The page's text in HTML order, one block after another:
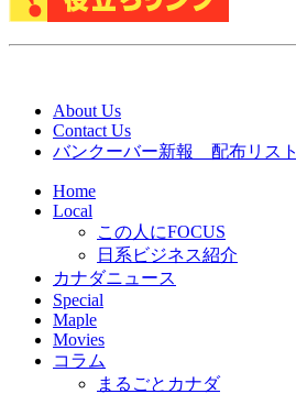
About Us
Contact Us
バンクーバー新報 配布リスト
Home
Local
この人にFOCUS
日系ビジネス紹介
カナダニュース
Special
Maple
Movies
コラム
まるごとカナダ